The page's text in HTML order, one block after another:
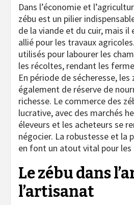
Dans l’économie et
zébu est un pilier
de la viande et du cuir, mais il
allié pour les travaux
utilisés pour labourer les
les récoltes, rendant les
En période de sécheresse, les
également de réserve de
richesse. Le commerce des
lucrative, avec des marchés
éleveurs et les acheteurs se
négocier. La robustesse et la
en font un atout vital pour les
Le zébu dans
l’artisanat